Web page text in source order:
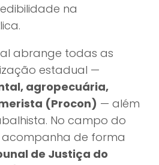
na
abrange todas as
estadual —
agropecuária,
(Procon) — além
No campo do
acompanha de forma
de Justiça do